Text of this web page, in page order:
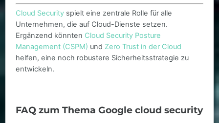
Cloud Security spielt eine zentrale Rolle für alle
Unternehmen, die auf Cloud-Dienste setzen.
Ergänzend könnten Cloud Security Posture
Management (CSPM) und Zero Trust in der Cloud
helfen, eine noch robustere Sicherheitsstrategie zu
entwickeln.
FAQ zum Thema Google cloud security